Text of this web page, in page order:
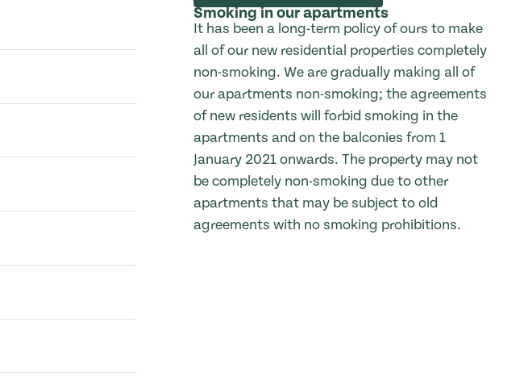
Smoking in our apartments
It has been a long-term policy of ours to make
all of our new residential properties completely
non-smoking. We are gradually making all of
our apartments non-smoking; the agreements
of new residents will forbid smoking in the
apartments and on the balconies from 1
January 2021 onwards. The property may not
be completely non-smoking due to other
apartments that may be subject to old
agreements with no smoking prohibitions.